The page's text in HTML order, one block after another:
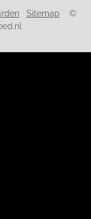
Sitemap ©